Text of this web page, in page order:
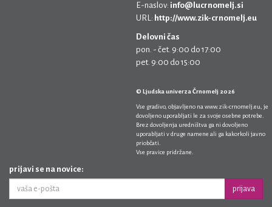
E-naslov: info@lucrnomelj.si
URL: http://www.zik-crnomelj.eu
Delovni čas
pon. - čet. 9:00 do 17:00
pet. 9:00 do 15:00
© Ljudska univerza Črnomelj 2026
Vse gradivo, objavljeno na www.zik-crnomelj.eu , je
dovoljeno uporabljati le za svoje osebne potrebe.
Brez dovoljenja uredništva ga ni dovoljeno
uporabljati v druge namene ali ga kakorkoli javno
priobčati.
Vse pravice pridržane.
prijavi se na novice:
prijava